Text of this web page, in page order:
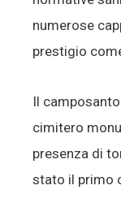
numerose
prestigio
Il
cimitero
presenza di
stato il primo